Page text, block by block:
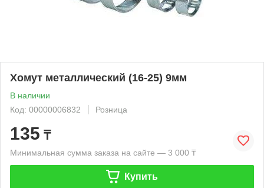
Хомут металлический (16-25) 9мм
В наличии
Код: 00000006832
Розница
135 ₸
Минимальная сумма заказа на сайте — 3 000 ₸
Купить